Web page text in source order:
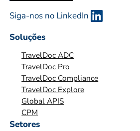
R
G
Ã
Siga-nos no LinkedIn
Soluções
TravelDoc ADC
TravelDoc Pro
TravelDoc Compliance
TravelDoc Explore
Global APIS
CPM
Setores